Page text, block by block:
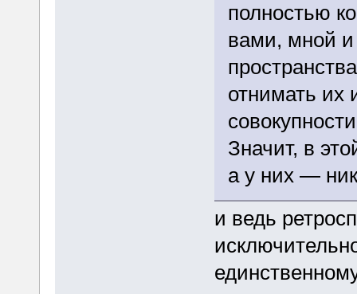
полностью
вами, мной и
отнимать их
Значит, в
а у них —
и ведь